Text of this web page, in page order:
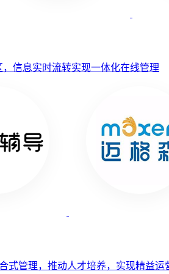
信息实时流转实现一体化在线管理
式管理，推动人才培养，实现精益运